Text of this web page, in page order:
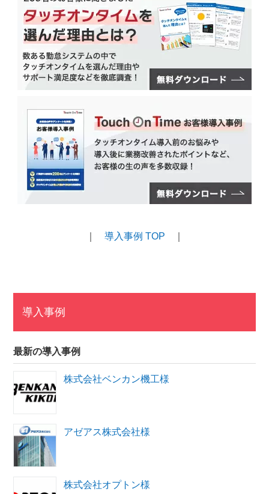
導入事例 TOP
導入事例
最新の導入事例
株式会社ベンカン機工様
アゼアス株式会社様
株式会社オプトン様